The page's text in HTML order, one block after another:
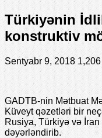
Türkiyənin
konstruktiv
Sentyabr 9, 2018 1,206
GADTB-nin Mətbuat
Küveyt qəzetləri bir
Rusiya, Türkiyə və
dəyərləndirib.